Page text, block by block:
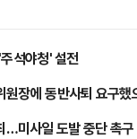
석야청' 설전
장에 동반사퇴 요구했
…미사일 도발 중단 촉구